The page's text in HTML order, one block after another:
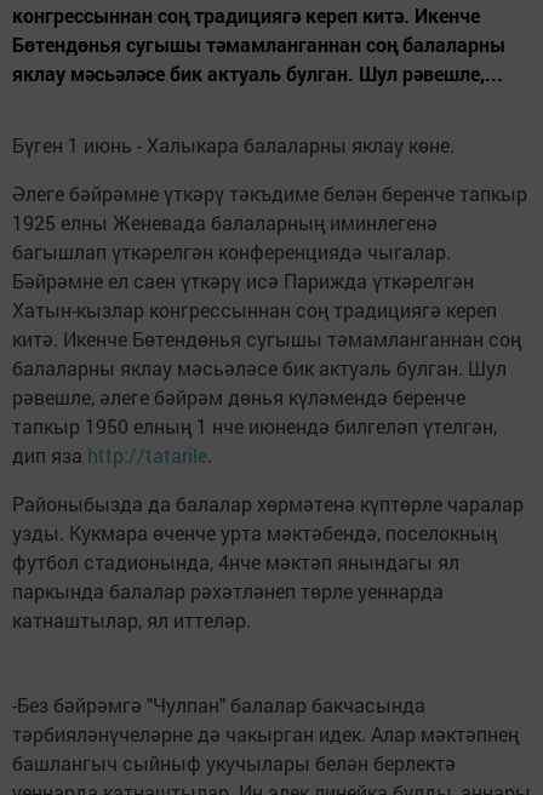
конгрессыннан соң традициягә кереп китә. Икенче
Бөтендөнья сугышы тәмамланганнан соң балаларны
яклау мәсьәләсе бик актуаль булган. Шул рәвешле,...
Бүген 1 июнь - Халыкара балаларны яклау көне.
Әлеге бәйрәмне үткәрү тәкъдиме белән беренче тапкыр
1925 елны Женевада балаларның иминлегенә
багышлап үткәрелгән конференциядә чыгалар.
Бәйрәмне ел саен үткәрү исә Парижда үткәрелгән
Хатын-кызлар конгрессыннан соң традициягә кереп
китә. Икенче Бөтендөнья сугышы тәмамланганнан соң
балаларны яклау мәсьәләсе бик актуаль булган. Шул
рәвешле, әлеге бәйрәм дөнья күләмендә беренче
тапкыр 1950 елның 1 нче июнендә билгеләп үтелгән,
дип яза http://tatarile.
Районыбызда да балалар хөрмәтенә күптөрле чаралар
узды. Кукмара өченче урта мәктәбендә, поселокның
футбол стадионында, 4нче мәктәп янындагы ял
паркында балалар рәхәтләнеп төрле уеннарда
катнаштылар, ял иттеләр.
-Без бәйрәмгә "Чулпан" балалар бакчасында
тәрбияләнүчеләрне дә чакырган идек. Алар мәктәпнең
башлангыч сыйныф укучылары белән берлектә